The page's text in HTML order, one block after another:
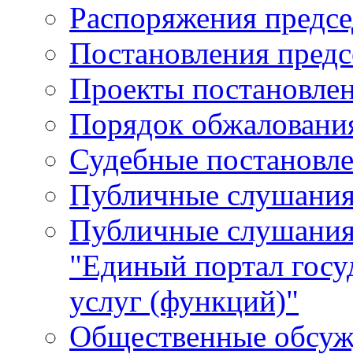
Распоряжения
Постановления
Проекты
Порядок
Судебные
Публичные
Публичные
"Единый портал
услуг (функций)"
Общественные